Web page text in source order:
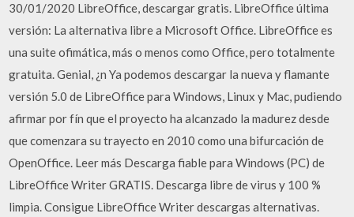
30/01/2020 LibreOffice, descargar gratis. LibreOffice última
versión: La alternativa libre a Microsoft Office. LibreOffice es
una suite ofimática, más o menos como Office, pero totalmente
gratuita. Genial, ¿n Ya podemos descargar la nueva y flamante
versión 5.0 de LibreOffice para Windows, Linux y Mac, pudiendo
afirmar por fín que el proyecto ha alcanzado la madurez desde
que comenzara su trayecto en 2010 como una bifurcación de
OpenOffice. Leer más Descarga fiable para Windows (PC) de
LibreOffice Writer GRATIS. Descarga libre de virus y 100 %
limpia. Consigue LibreOffice Writer descargas alternativas.